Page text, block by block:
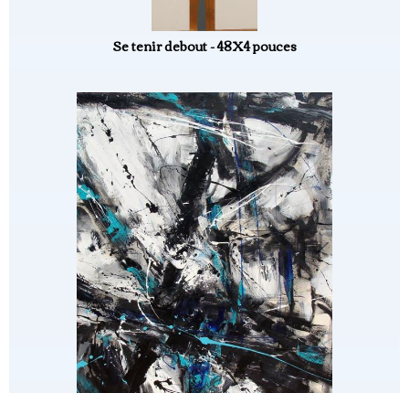
Se tenir debout - 48X4 pouces